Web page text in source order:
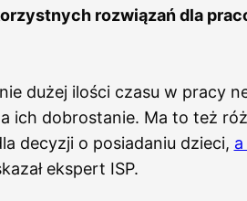
rozwiązań dla
dużej ilości czasu w pracy
ich dobrostanie. Ma to też
decyzji o posiadaniu dzieci,
ekspert ISP.